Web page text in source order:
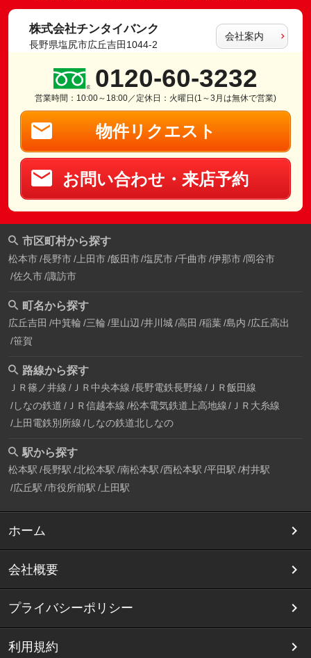
株式会社チンタイバンク
長野県塩尻市広丘吉田1044-2
会社案内
0120-60-3232
営業時間：10:00～18:00／定休日：火曜日(1～3月は無休で営業)
物件リクエスト
お問い合わせ・来店予約
市区町村から探す
松本市 長野市 上田市 飯田市 塩尻市 千曲市 伊那市 岡谷市
佐久市 諏訪市
町名から探す
広丘吉田 中箕輪 三輪 里山辺 井川城 高田 稲葉 島内 広丘高出
笹賀
路線から探す
ＪＲ篠ノ井線 ＪＲ中央本線 長野電鉄長野線 ＪＲ飯田線
しなの鉄道 ＪＲ信越本線 松本電気鉄道上高地線
ＪＲ大糸線
上田電鉄別所線 しなの鉄道北しなの
駅から探す
松本駅 長野駅 北松本駅 南松本駅 西松本駅 平田駅 村井駅
広丘駅 市役所前駅 上田駅
ホーム
会社概要
プライバシーポリシー
利用規約